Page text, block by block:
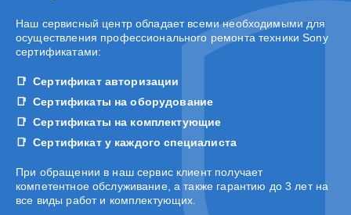
Наш сервисный центр обладает всеми необходимыми для
осуществления профессионального ремонта техники Sony
сертификатами:
Сертификат авторизации
Сертификаты на оборудование
Сертификаты на комплектующие
Сертификат у каждого специалиста
При обращении в наш сервис клиент получает
компетентное обслуживание, а также гарантию до 3 лет на
все виды работ и комплектующих.